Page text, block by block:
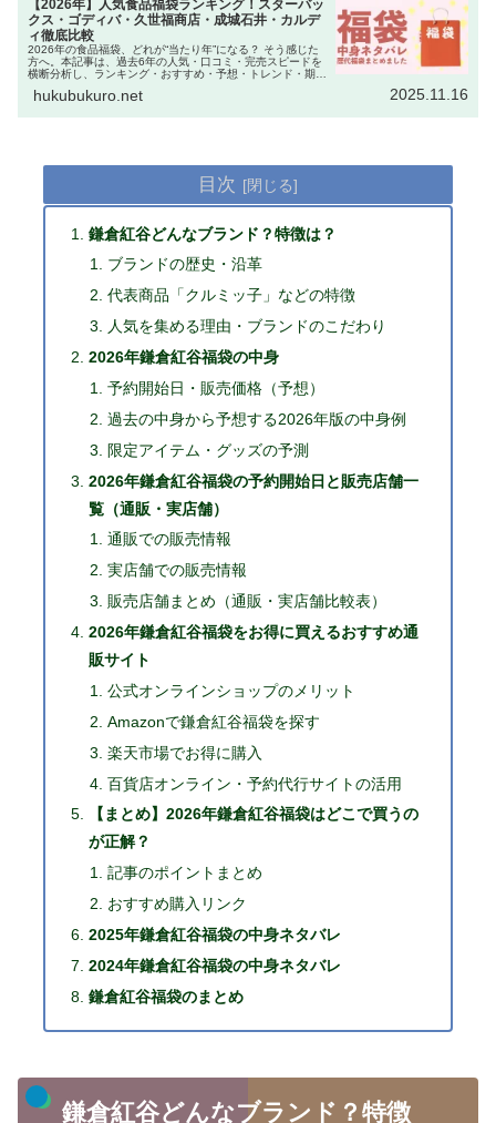
【2026年】人気食品福袋ランキング！スターバッ
クス・ゴディバ・久世福商店・成城石井・カルデ
ィ徹底比較
2026年の食品福袋、どれが“当たり年”になる？ そう感じた
方へ。本記事は、過去6年の人気・口コミ・完売スピードを
横断分析し、ランキング・おすすめ・予想・トレンド・期待
（Starbucks）・ゴディ…
hukubukuro.net 2025.11.16
目次
鎌倉紅谷どんなブランド？特徴は？
ブランドの歴史・沿革
代表商品「クルミッ子」などの特徴
人気を集める理由・ブランドのこだわり
2026年鎌倉紅谷福袋の中身
予約開始日・販売価格（予想）
過去の中身から予想する2026年版の中身例
限定アイテム・グッズの予測
2026年鎌倉紅谷福袋の予約開始日と販売店舗一
覧（通販・実店舗）
通販での販売情報
実店舗での販売情報
販売店舗まとめ（通販・実店舗比較表）
2026年鎌倉紅谷福袋をお得に買えるおすすめ通
販サイト
公式オンラインショップのメリット
Amazonで鎌倉紅谷福袋を探す
楽天市場でお得に購入
百貨店オンライン・予約代行サイトの活用
【まとめ】2026年鎌倉紅谷福袋はどこで買うの
が正解？
記事のポイントまとめ
おすすめ購入リンク
2025年鎌倉紅谷福袋の中身ネタバレ
2024年鎌倉紅谷福袋の中身ネタバレ
鎌倉紅谷福袋のまとめ
鎌倉紅谷どんなブランド？特徴